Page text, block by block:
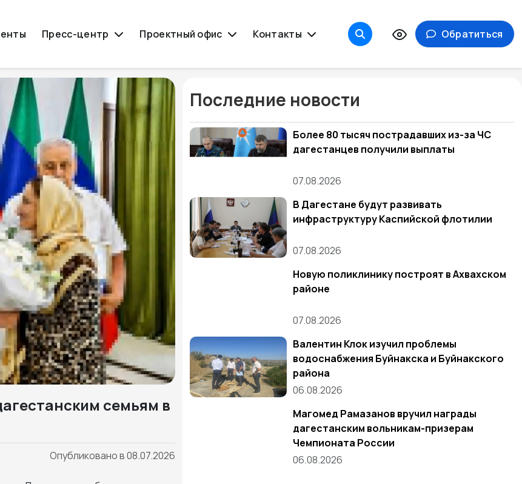
Пресс-центр Проектный офис Контакты Обратиться
семьям в
Опубликовано в 08.07.2026
Последние новости
Более 80 тысяч пострадавших из-за ЧС
дагестанцев получили выплаты
07.08.2026
В Дагестане будут развивать
инфраструктуру Каспийской флотилии
07.08.2026
Новую поликлинику построят в Ахвахском
районе
07.08.2026
Валентин Клок изучил проблемы
водоснабжения Буйнакска и Буйнакского
района
06.08.2026
Магомед Рамазанов вручил награды
дагестанским вольникам-призерам
Чемпионата России
06.08.2026